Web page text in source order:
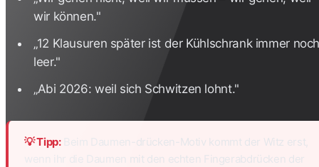
wir können."
„12 Klausuren später ist der Kühlschrank immer
leer."
„Abi 2026: weil sich Schwitzen lohnt."
💡 Tipp:Beim Daumen-drücken-Motiv kommt der Witz erst,
wenn ihr die Daumen mit den echten Fingerabdrücken der